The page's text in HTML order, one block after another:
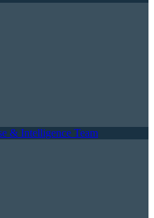
& Intelligence Team